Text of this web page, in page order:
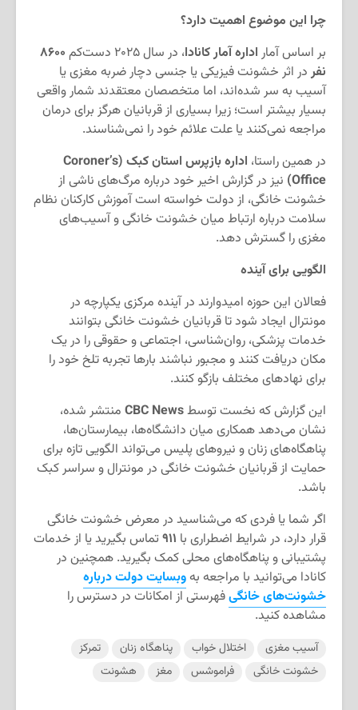
چرا این موضوع اهمیت دارد؟
بر اساس آمار اداره آمار کانادا، در سال ۲۰۲۵ دست‌کم
۸۶۰۰
نفردر اثر خشونت فیزیکی یا جنسی دچار ضربه مغزی یا
آسیب به سر شده‌اند، اما متخصصان معتقدند شمار واقعی
بسیار بیشتر است؛ زیرا بسیاری از قربانیان هرگز برای درمان
مراجعه نمی‌کنند یا علت علائم خود را نمی‌شناسند.
در همین راستا،
اداره بازپرس استان کبک (Coroner’s
Office) نیز در گزارش اخیر خود درباره مرگ‌های ناشی از
خشونت خانگی، از دولت خواسته است آموزش کارکنان نظام
سلامت درباره ارتباط میان خشونت خانگی و آسیب‌های
مغزی را گسترش دهد.
الگویی برای آینده
فعالان این حوزه امیدوارند در آینده مرکزی یکپارچه در
مونترال ایجاد شود تا قربانیان خشونت خانگی بتوانند
خدمات پزشکی، روان‌شناسی، اجتماعی و حقوقی را در یک
مکان دریافت کنند و مجبور نباشند بارها تجربه تلخ خود را
برای نهادهای مختلف بازگو کنند.
این گزارش که نخست توسطCBC News منتشر شده،
نشان می‌دهد همکاری میان دانشگاه‌ها، بیمارستان‌ها،
پناهگاه‌های زنان و نیروهای پلیس می‌تواند الگویی تازه برای
حمایت از قربانیان خشونت خانگی در مونترال و سراسر کبک
باشد.
اگر شما یا فردی که می‌شناسید در معرض خشونت خانگی
قرار دارد، در شرایط اضطراری با ۹۱۱ تماس بگیرید یا از خدمات
پشتیبانی و پناهگاه‌های محلی کمک بگیرید. همچنین در
کانادا می‌توانید با مراجعه بهوبسایت دولت درباره
خشونت‌های خانگیفهرستی از امکانات در دسترس را
مشاهده کنید.
آسیب مغزی اختلال خواب پناهگاه زنان
تمرکز
خشونت خانگی
فراموشس مغز هشونت